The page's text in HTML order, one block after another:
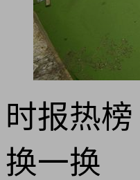
时报热榜
换一换